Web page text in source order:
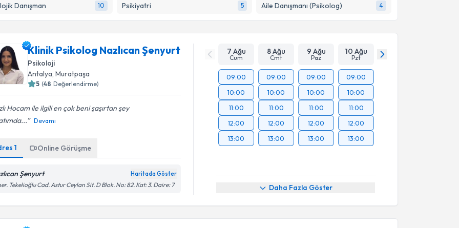
Danışman 10 Psikiyatri 5 Aile Danışmanı (Psikolog) 4
Klinik Psikolog Nazlıcan Şenyurt
Psikoloji
Antalya, Muratpaşa
5 (48 Değerlendirme)
Hocam ile ilgili en çok beni şaşırtan şey
Devamı
1 Online Görüşme
Şenyurt Haritada Göster
Tekelioğlu Cad. Astur Ceylan Sit. D Blok. No: 82. Kat: 3. Daire: 7
7 Ağu
Cum
8 Ağu
Cmt
9 Ağu
Paz
10 Ağu
Pzt
09:00
10:00
11:00
12:00
13:00
09:00
10:00
11:00
12:00
13:00
09:00
10:00
11:00
12:00
13:00
09:00
10:00
11:00
12:00
13:00
Daha Fazla Göster